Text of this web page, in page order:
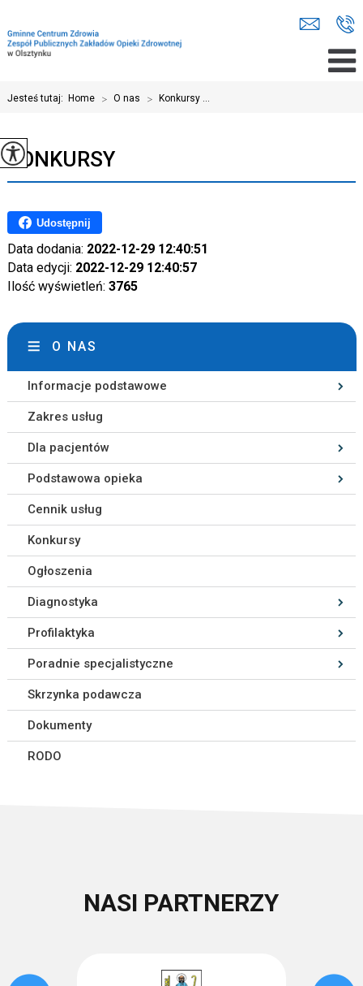
Jesteś tutaj: Home > O nas > Konkursy ...
KONKURSY
Udostępnij
Data dodania: 2022-12-29 12:40:51
Data edycji: 2022-12-29 12:40:57
Ilość wyświetleń: 3765
O NAS
Informacje podstawowe
Zakres usług
Dla pacjentów
Podstawowa opieka
Cennik usług
Konkursy
Ogłoszenia
Diagnostyka
Profilaktyka
Poradnie specjalistyczne
Skrzynka podawcza
Dokumenty
RODO
NASI PARTNERZY